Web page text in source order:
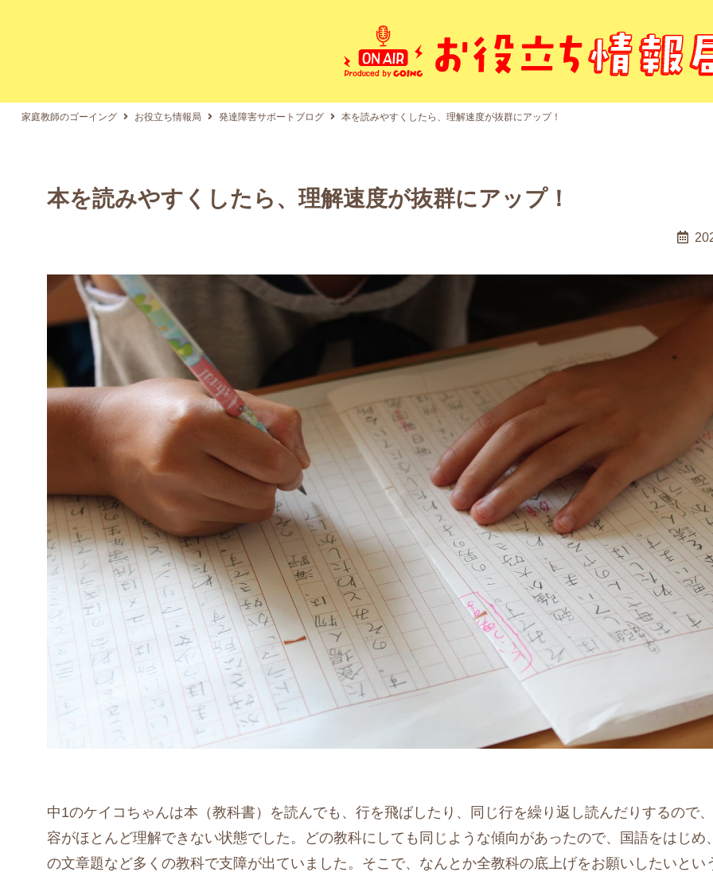
家庭教師のゴーイング お役立ち情報局 発達障害サポートブログ 本を読みやすくしたら、理解速度が抜群にアップ！
本を読みやすくしたら、理解速度が抜群にアップ！
中1のケイコちゃんは本（教科書）を読んでも、行を飛ばしたり、同じ行を繰り返し読んだりするので
容がほとんど理解できない状態でした。どの教科にしても同じような傾向があったので、国語をはじめ
の文章題など多くの教科で支障が出ていました。そこで、なんとか全教科の底上げをお願いしたいとい